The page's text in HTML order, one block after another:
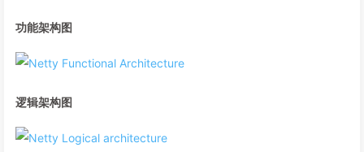
功能架构图
逻辑架构图